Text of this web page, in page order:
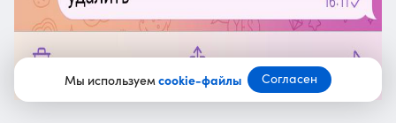
Мы используемcookie-файлы Согласен